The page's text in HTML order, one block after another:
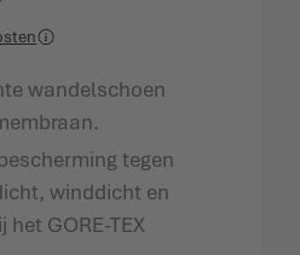
wandelschoen
tegen
winddicht en
GORE-TEX